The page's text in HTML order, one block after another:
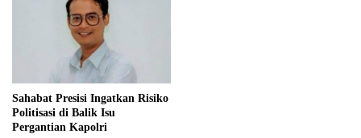
Sahabat Presisi Ingatkan Risiko
Politisasi di Balik Isu
Pergantian Kapolri